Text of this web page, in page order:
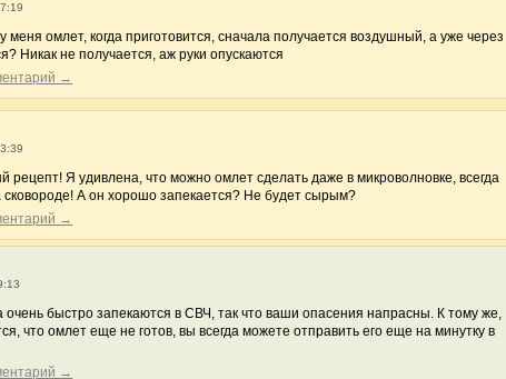
меня омлет, когда приготовится, сначала получается воздушный, а уже через
Никак не получается, аж руки опускаются
→
рецепт! Я удивлена, что можно омлет сделать даже в микроволновке, всегда
сковороде! А он хорошо запекается? Не будет сырым?
→
очень быстро запекаются в СВЧ, так что ваши опасения напрасны. К тому же,
что омлет еще не готов, вы всегда можете отправить его еще на минутку в
→